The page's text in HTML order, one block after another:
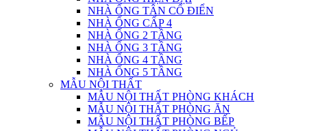
NHÀ ỐNG TÂN CỔ ĐIỂN
NHÀ ỐNG CẤP 4
NHÀ ỐNG 2 TẦNG
NHÀ ỐNG 3 TẦNG
NHÀ ỐNG 4 TẦNG
NHÀ ỐNG 5 TẦNG
MẪU NỘI THẤT
MẪU NỘI THẤT PHÒNG KHÁCH
MẪU NỘI THẤT PHÒNG ĂN
MẪU NỘI THẤT PHÒNG BẾP